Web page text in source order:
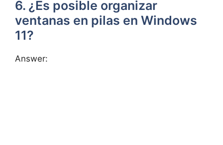
6. ¿Es posible organizar
ventanas en pilas en Windows
11?
Answer: